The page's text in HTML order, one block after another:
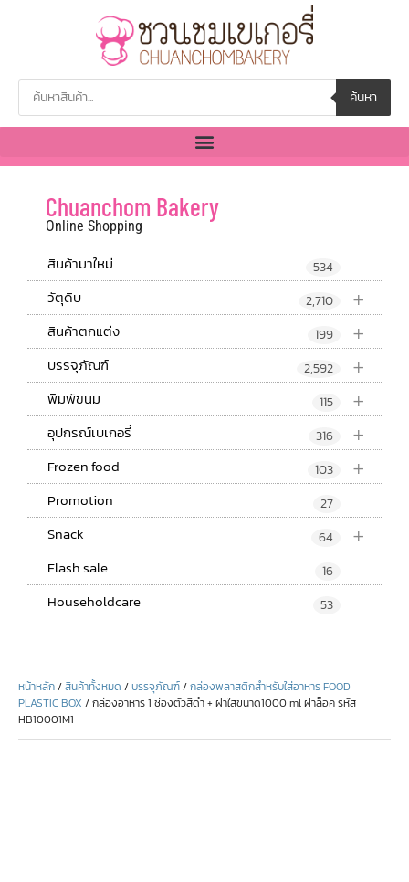
ค้นหา
Chuanchom Bakery
Online Shopping
สินค้ามาใหม่ 534
+
วัตุดิบ 2,710
+
สินค้าตกแต่ง 199
+
บรรจุภัณฑ์ 2,592
+
พิมพ์ขนม 115
+
อุปกรณ์เบเกอรี่ 316
+
Frozen food 103
Promotion 27
+
Snack 64
Flash sale 16
Householdcare 53
หน้าหลัก/สินค้าทั้งหมด /บรรจุภัณฑ์/กล่องพลาสติกสำหรับใส่อาหาร FOOD
PLASTIC BOX / กล่องอาหาร 1 ช่องตัวสีดำ + ฝาใสขนาด1000 ml ฝาล็อค รหัส
HB10001M1